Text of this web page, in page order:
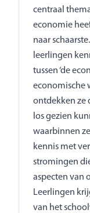
centraal
economie
naar
leerlingen
tussen ‘de
economische
ontdekken ze
los gezien
waarbinnen
kennis met
stromingen
aspecten van
Leerlingen
van het